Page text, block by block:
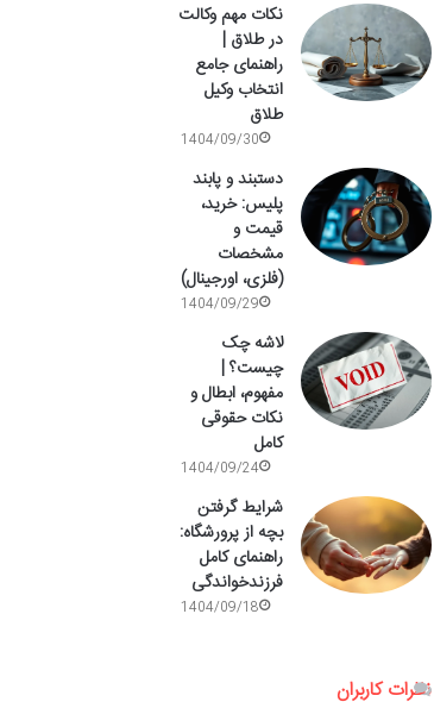
نکات مهم وکالت
در طلاق |
راهنمای جامع
انتخاب وکیل
طلاق
1404/09/30
دستبند و پابند
پلیس: خرید،
قیمت و
مشخصات
(فلزی، اورجینال)
1404/09/29
لاشه چک
چیست؟ |
مفهوم، ابطال و
نکات حقوقی
کامل
1404/09/24
شرایط گرفتن
بچه از پرورشگاه:
راهنمای کامل
فرزندخواندگی
1404/09/18
نظرات کاربران